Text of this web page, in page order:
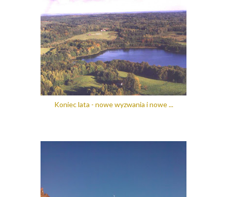
Koniec lata - nowe wyzwania i nowe ...